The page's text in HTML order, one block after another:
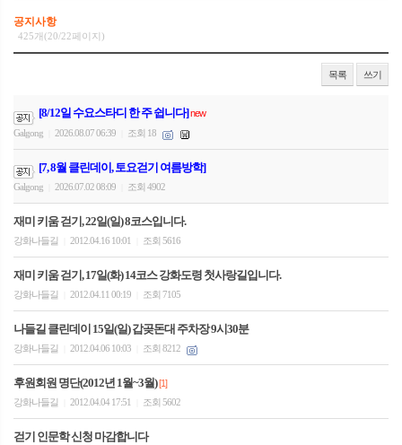
공지사항
425개(20/22페이지)
목록 쓰기
[8/12일 수요스타디 한 주 쉽니다]new
Galgong
2026.08.07 06:39 조회 18
[7, 8월 클린데이, 토요걷기 여름방학]
Galgong 2026.07.02 08:09 조회 4902
재미 키움 걷기, 22일(일) 8코스입니다.
강화나들길 2012.04.16 10:01 조회 5616
재미 키움 걷기, 17일(화) 14코스 강화도령 첫사랑길입니다.
강화나들길 2012.04.11 00:19 조회 7105
나들길 클린데이 15일(일) 갑곶돈대 주차장 9시30분
강화나들길 2012.04.06 10:03 조회 8212
후원회원 명단(2012년 1월~3월)[1]
강화나들길
2012.04.04 17:51 조회 5602
걷기 인문학 신청 마감합니다